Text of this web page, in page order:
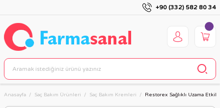
+90 (332) 582 80 34
Anasayfa Saç Bakım Ürünleri Saç Bakım Kremleri Restorex Sağlıklı Uzama Etkili